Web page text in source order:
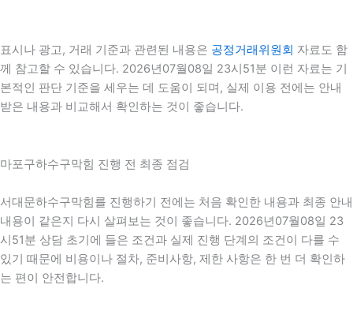
표시나 광고, 거래 기준과 관련된 내용은 공정거래위원회 자료도 함
께 참고할 수 있습니다. 2026년07월08일 23시51분 이런 자료는 기
본적인 판단 기준을 세우는 데 도움이 되며, 실제 이용 전에는 안내
받은 내용과 비교해서 확인하는 것이 좋습니다.
마포구하수구막힘 진행 전 최종 점검
서대문하수구막힘를 진행하기 전에는 처음 확인한 내용과 최종 안내
내용이 같은지 다시 살펴보는 것이 좋습니다. 2026년07월08일 23
시51분 상담 초기에 들은 조건과 실제 진행 단계의 조건이 다를 수
있기 때문에 비용이나 절차, 준비사항, 제한 사항은 한 번 더 확인하
는 편이 안전합니다.